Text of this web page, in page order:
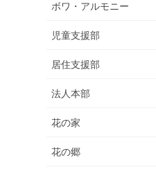
ボワ・アルモニー
児童支援部
居住支援部
法人本部
花の家
花の郷